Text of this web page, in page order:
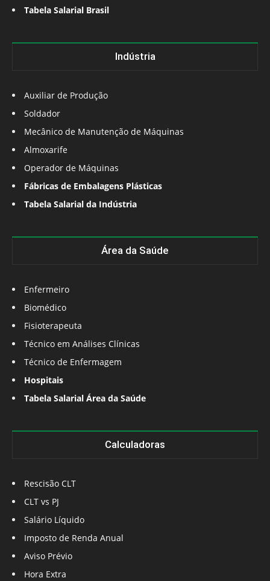
Tabela Salarial Brasil
Indústria
Auxiliar de Produção
Soldador
Mecânico de Manutenção de Máquinas
Almoxarife
Operador de Máquinas
Fábricas de Embalagens Plásticas
Tabela Salarial da Indústria
Área da Saúde
Enfermeiro
Biomédico
Fisioterapeuta
Técnico em Análises Clínicas
Técnico de Enfermagem
Hospitais
Tabela Salarial Área da Saúde
Calculadoras
Rescisão CLT
CLT vs PJ
Salário Líquido
Imposto de Renda Anual
Aviso Prévio
Hora Extra